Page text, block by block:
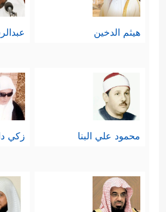
هيثم الدخين
محمود علي البنا زكي